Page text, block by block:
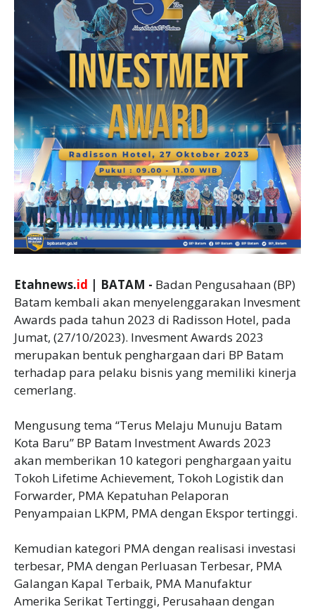
Etahnews.id | BATAM - Badan Pengusahaan (BP)
Batam kembali akan menyelenggarakan Invesment
Awards pada tahun 2023 di Radisson Hotel, pada
Jumat, (27/10/2023). Invesment Awards 2023
merupakan bentuk penghargaan dari BP Batam
terhadap para pelaku bisnis yang memiliki kinerja
cemerlang.
Mengusung tema “Terus Melaju Munuju Batam
Kota Baru” BP Batam Investment Awards 2023
akan memberikan 10 kategori penghargaan yaitu
Tokoh Lifetime Achievement, Tokoh Logistik dan
Forwarder, PMA Kepatuhan Pelaporan
Penyampaian LKPM, PMA dengan Ekspor tertinggi.
Kemudian kategori PMA dengan realisasi investasi
terbesar, PMA dengan Perluasan Terbesar, PMA
Galangan Kapal Terbaik, PMA Manufaktur
Amerika Serikat Tertinggi, Perusahaan dengan